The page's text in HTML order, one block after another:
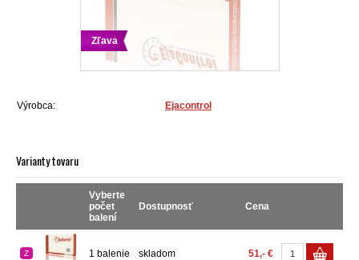
Zľava
Výrobca: Ejacontrol
Varianty tovaru
Vyberte
počet
balení
Dostupnosť Cena
Z 1 balenie skladom 51,- €